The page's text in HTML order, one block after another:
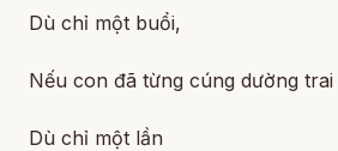
Dù chỉ một buổi,
Nếu con đã từng cúng dường trai
Dù chỉ một lần